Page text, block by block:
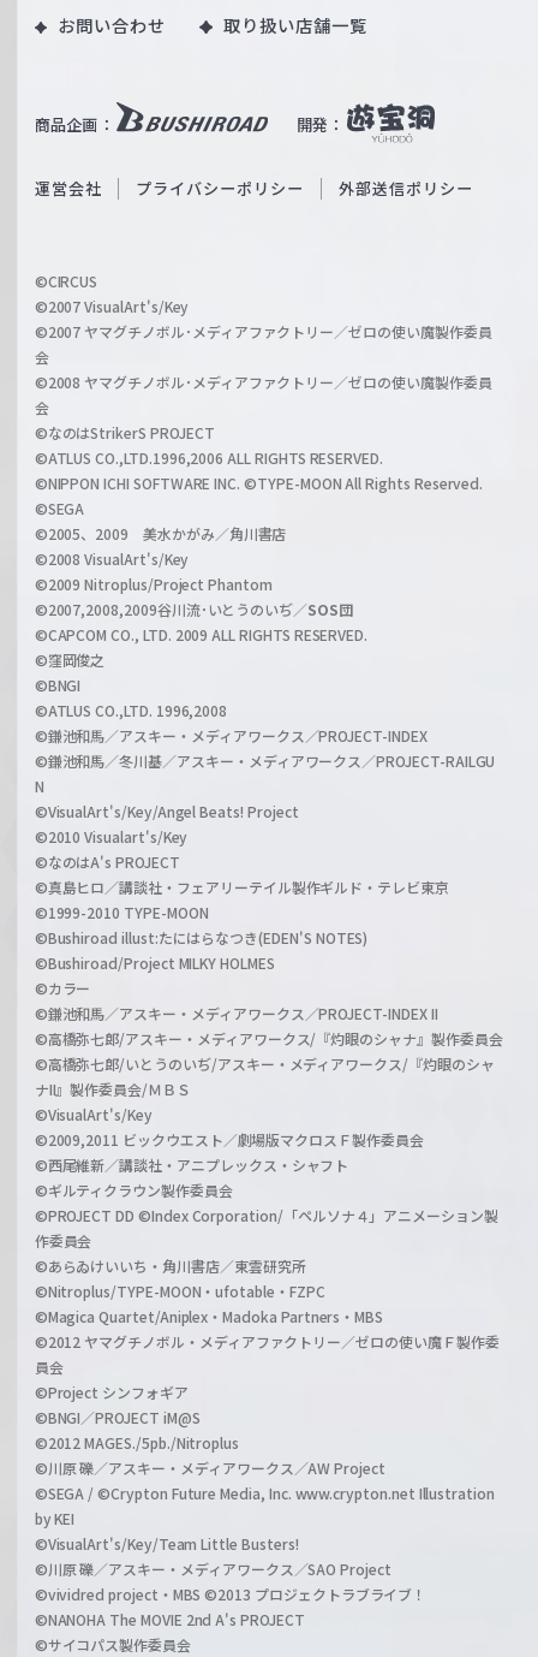
W
ß
c
a
r
z
商品企画： 開発：
u
b
O
i
l
h
a
n
l
お問い合わせ 取り扱い店舗一覧
運営会社 プライバシーポリシー 外部送信ポリシー
©CIRCUS
©2007 VisualArt's/Key
©2007 ヤマグチノボル･メディアファクトリー／ゼロの使い魔製作委員
会
©2008 ヤマグチノボル･メディアファクトリー／ゼロの使い魔製作委員
会
©なのはStrikerS PROJECT
©ATLUS CO.,LTD.1996,2006 ALL RIGHTS RESERVED.
©NIPPON ICHI SOFTWARE INC. ©TYPE-MOON All Rights Reserved.
©SEGA
©2005、2009 美水かがみ／角川書店
©2008 VisualArt's/Key
©2009 Nitroplus/Project Phantom
©2007,2008,2009谷川流･いとうのいぢ／SOS団
©CAPCOM CO., LTD. 2009 ALL RIGHTS RESERVED.
©窪岡俊之
©BNGI
©ATLUS CO.,LTD. 1996,2008
©鎌池和馬／アスキー・メディアワークス／PROJECT-INDEX
©鎌池和馬／冬川基／アスキー・メディアワークス／PROJECT-RAILGU
N
©VisualArt's/Key/Angel Beats! Project
©2010 Visualart's/Key
©なのはA's PROJECT
©真島ヒロ／講談社・フェアリーテイル製作ギルド・テレビ東京
©1999-2010 TYPE-MOON
©Bushiroad illust:たにはらなつき(EDEN'S NOTES)
©Bushiroad/Project MILKY HOLMES
©カラー
©鎌池和馬／アスキー・メディアワークス／PROJECT-INDEX II
©高橋弥七郎/アスキー・メディアワークス/『灼眼のシャナ』製作委員会
©高橋弥七郎/いとうのいぢ/アスキー・メディアワークス/『灼眼のシャ
ナII』製作委員会/ＭＢＳ
©VisualArt's/Key
©2009,2011 ビックウエスト／劇場版マクロスＦ製作委員会
©西尾維新／講談社・アニプレックス・シャフト
©ギルティクラウン製作委員会
©PROJECT DD ©Index Corporation/「ペルソナ４」アニメーション製
作委員会
©あらゐけいいち・角川書店／東雲研究所
©Nitroplus/TYPE-MOON・ufotable・FZPC
©Magica Quartet/Aniplex・Madoka Partners・MBS
©2012 ヤマグチノボル・メディアファクトリー／ゼロの使い魔Ｆ製作委
員会
©Project シンフォギア
©BNGI／PROJECT iM@S
©2012 MAGES./5pb./Nitroplus
©川原 礫／アスキー・メディアワークス／AW Project
©SEGA / ©Crypton Future Media, Inc. www.crypton.net Illustration
by KEI
©VisualArt's/Key/Team Little Busters!
©川原 礫／アスキー・メディアワークス／SAO Project
©vividred project・MBS ©2013 プロジェクトラブライブ！
©NANOHA The MOVIE 2nd A's PROJECT
©サイコパス製作委員会